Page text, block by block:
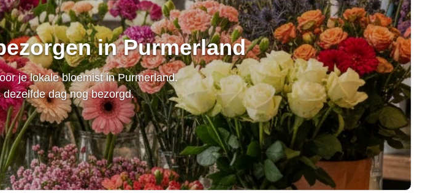
in Purmerland
je lokale bloemist in Purmerland.
dag nog bezorgd.